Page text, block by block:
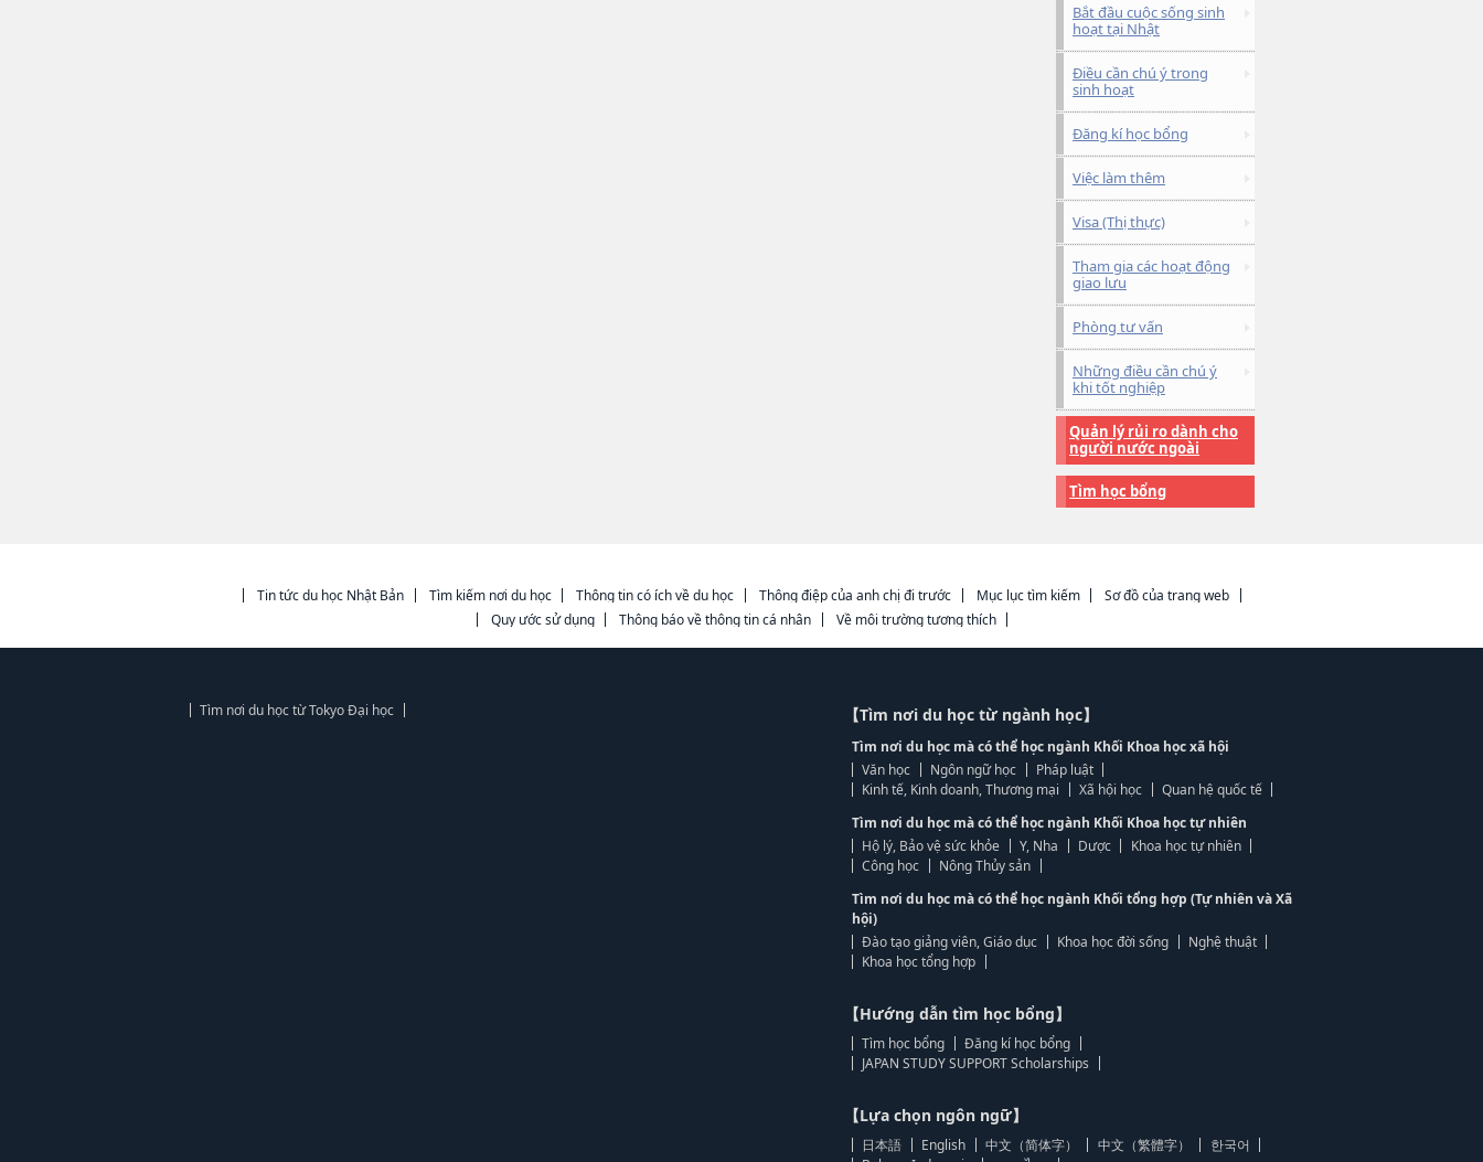
Bắt đầu cuộc sống sinh
hoạt tại Nhật
Điều cần chú ý trong
sinh hoạt
Đăng kí học bổng
Việc làm thêm
Visa (Thị thực)
Tham gia các hoạt động
giao lưu
Phòng tư vấn
Những điều cần chú ý
khi tốt nghiệp
Quản lý rủi ro dành cho
người nước ngoài
Tìm học bổng
Tin tức du học Nhật Bản Tìm kiếm nơi du học Thông tin có ích về du học Thông điệp của anh chị đi trước Mục lục tìm kiếm
Sơ đồ của trang web
Quy ước sử dụng
Thông báo về thông tin cá nhân Về môi trường tương thích
Tìm nơi du học từ Tokyo Đại học 【Tìm nơi du học từ ngành học】
Tìm nơi du học mà có thể học ngành Khối Khoa học xã hội
Văn học
Ngôn ngữ học
Pháp luật
Kinh tế, Kinh doanh, Thương mại
Xã hội học
Quan hệ quốc tế
Tìm nơi du học mà có thể học ngành Khối Khoa học tự nhiên
Hộ lý, Bảo vệ sức khỏe
Y, Nha Dược
Khoa học tự nhiên
Công học
Nông Thủy sản
Tìm nơi du học mà có thể học ngành Khối tổng hợp (Tự nhiên và Xã
hội)
Đào tạo giảng viên, Giáo dục
Khoa học đời sống
Nghệ thuật
Khoa học tổng hợp
【Hướng dẫn tìm học bổng】
Tìm học bổng
Đăng kí học bổng
JAPAN STUDY SUPPORT Scholarships
【Lựa chọn ngôn ngữ】
日本語 English 中文（简体字） 中文（繁體字）
한국어